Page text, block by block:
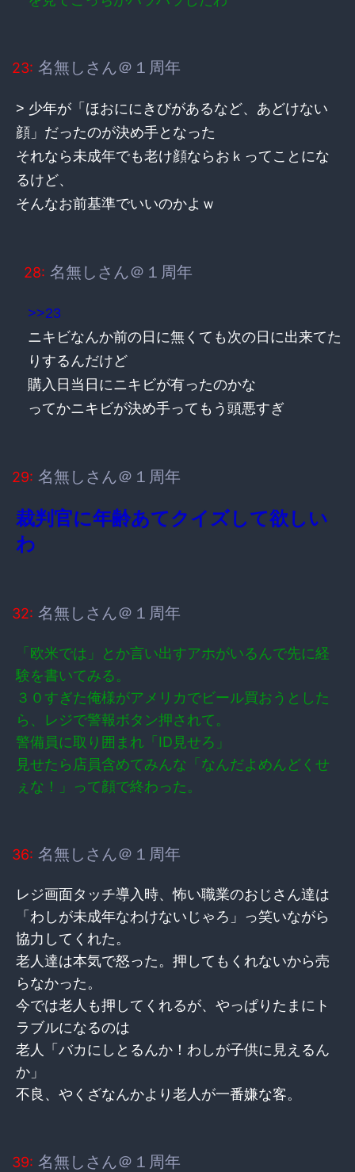
23: 名無しさん＠１周年
> 少年が「ほおににきびがあるなど、あどけない
顔」だったのが決め手となった
それなら未成年でも老け顔ならおｋってことにな
るけど、
そんなお前基準でいいのかよｗ
28: 名無しさん＠１周年
>>23
ニキビなんか前の日に無くても次の日に出来てた
りするんだけど
購入日当日にニキビが有ったのかな
ってかニキビが決め手ってもう頭悪すぎ
29: 名無しさん＠１周年
裁判官に年齢あてクイズして欲しい
わ
32: 名無しさん＠１周年
「欧米では」とか言い出すアホがいるんで先に経
験を書いてみる。
３０すぎた俺様がアメリカでビール買おうとした
ら、レジで警報ボタン押されて。
警備員に取り囲まれ「ID見せろ」
見せたら店員含めてみんな「なんだよめんどくせ
ぇな！」って顔で終わった。
36: 名無しさん＠１周年
レジ画面タッチ導入時、怖い職業のおじさん達は
「わしが未成年なわけないじゃろ」っ笑いながら
協力してくれた。
老人達は本気で怒った。押してもくれないから売
らなかった。
今では老人も押してくれるが、やっぱりたまにト
ラブルになるのは
老人「バカにしとるんか！わしが子供に見えるん
か」
不良、やくざなんかより老人が一番嫌な客。
39: 名無しさん＠１周年